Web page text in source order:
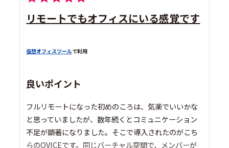
リモートでもオフィスにいる感覚です
仮想オフィスツールで利用
良いポイント
フルリモートになった初めのころは、気楽でいいかな
と思っていましたが、数年続くとコミュニケーション
不足が顕著になりました。そこで導入されたのがこち
らのOVICEです。同じバーチャル空間で、メンバーが